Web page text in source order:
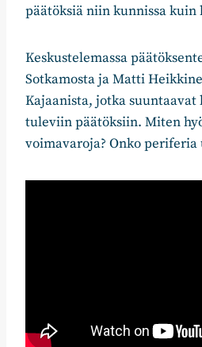
päätöksiä niin kunnissa
Keskustelemassa
Sotkamosta ja Matti
Kajaanista, jotka suuntaavat
tuleviin päätöksiin. Miten
voimavaroja? Onko periferia